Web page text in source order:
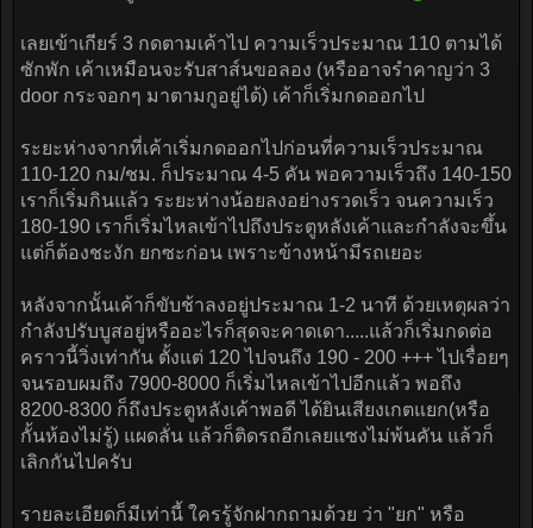
เลยเข้าเกียร์ 3 กดตามเค้าไป ความเร็วประมาณ 110 ตามได้
ซักพัก เค้าเหมือนจะรับสาส์นขอลอง (หรืออาจรำคาญว่า 3
door กระจอกๆ มาตามกูอยู่ได้) เค้าก็เริ่มกดออกไป
ระยะห่างจากที่เค้าเริ่มกดออกไปก่อนที่ความเร็วประมาณ
110-120 กม/ชม. ก็ประมาณ 4-5 คัน พอความเร็วถึง 140-150
เราก็เริ่มกินแล้ว ระยะห่างน้อยลงอย่างรวดเร็ว จนความเร็ว
180-190 เราก็เริ่มไหลเข้าไปถึงประตูหลังเค้าและกำลังจะขึ้น
แต่ก็ต้องชะงัก ยกซะก่อน เพราะข้างหน้ามีรถเยอะ
หลังจากนั้นเค้าก็ขับช้าลงอยู่ประมาณ 1-2 นาที ด้วยเหตุผลว่า
กำลังปรับบูสอยู่หรืออะไรก็สุดจะคาดเดา.....แล้วก็เริ่มกดต่อ
คราวนี้วิ่งเท่ากัน ตั้งแต่ 120 ไปจนถึง 190 - 200 +++ ไปเรื่อยๆ
จนรอบผมถึง 7900-8000 ก็เริ่มไหลเข้าไปอีกแล้ว พอถึง
8200-8300 ก็ถึงประตูหลังเค้าพอดี ได้ยินเสียงเกตแยก(หรือ
กั้นห้องไม่รู้) แผดลั่น แล้วก็ติดรถอีกเลยแซงไม่พ้นคัน แล้วก็
เลิกกันไปครับ
รายละเอียดก็มีเท่านี้ ใครรู้จักฝากถามด้วย ว่า "ยก" หรือ